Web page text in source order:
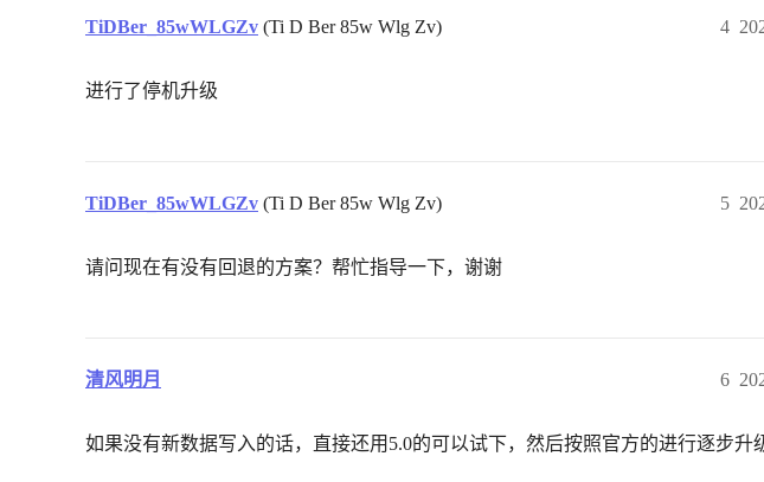
TiDBer_85wWLGZv (Ti D Ber 85w Wlg Zv) 4
进行了停机升级
TiDBer_85wWLGZv (Ti D Ber 85w Wlg Zv) 5
请问现在有没有回退的方案？帮忙指导一下，谢谢
清风明月 6
如果没有新数据写入的话，直接还用5.0的可以试下，然后按照官方的进行逐步升